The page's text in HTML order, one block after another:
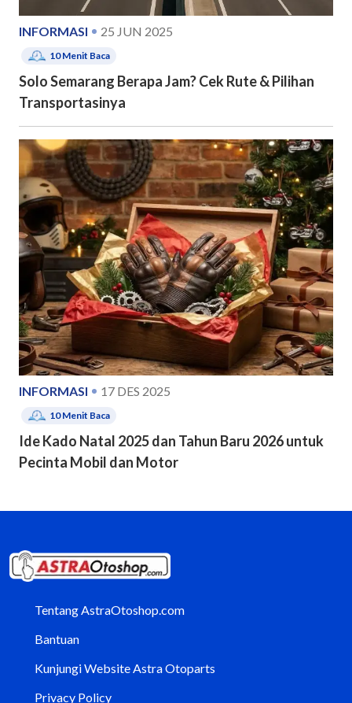
INFORMASI 25 JUN 2025
10Menit Baca
Solo Semarang Berapa Jam? Cek Rute & Pilihan
Transportasinya
INFORMASI 17 DES 2025
10Menit Baca
Ide Kado Natal 2025 dan Tahun Baru 2026 untuk
Pecinta Mobil dan Motor
Tentang AstraOtoshop.com
Bantuan
Kunjungi Website Astra Otoparts
Privacy Policy